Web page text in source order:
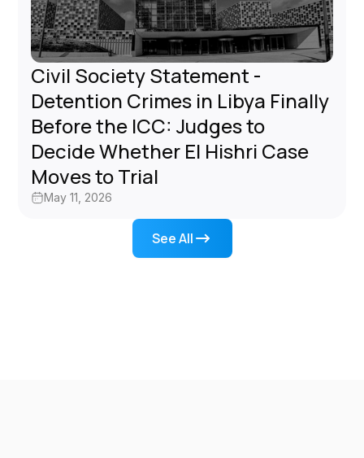
Civil Society Statement -
Detention Crimes in Libya Finally
Before the ICC: Judges to
Decide Whether El Hishri Case
Moves to Trial
May 11, 2026
See All